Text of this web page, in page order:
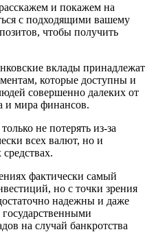
и покажем на
с подходящими вашему
чтобы получить
вклады принадлежат
которые доступны и
совершенно далеких от
и мира финансов.
не потерять из-за
всех валют, но и
фактически самый
но с точки зрения
надежны и даже
на случай банкротства